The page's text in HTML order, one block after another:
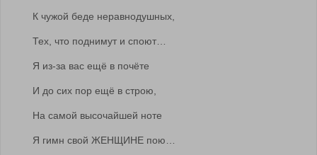
К чужой беде неравнодушных,
Тех, что поднимут и споют…
Я из-за вас ещё в почёте
И до сих пор ещё в строю,
На самой высочайшей ноте
Я гимн свой ЖЕНЩИНЕ пою…